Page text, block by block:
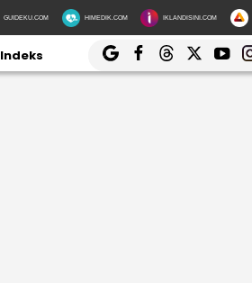
GUIDEKU.COM HIMEDIK.COM IKLANDISINI.COM
Indeks